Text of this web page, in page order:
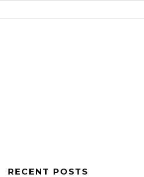
RECENT POSTS